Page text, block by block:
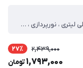
جنس بدنه ، پلاستیک مقاوم ، مخزن آب ، 350 میلی لیتری ، نورپردازی ، LED گرم آرامش‌ بخش ، سایر توضیحات ، قابلیت حمل آسان ، مصرف انرژی پایین ، دارای کابل شارژ و ریموت کنترل ، مناسب ایجاد بخار سرد مورد نیاز برای محیط‌ هایی با هوای خشک ، امکان مدیریت راحت عملکرد دستگاه با دکمه‌های کنترلی روی بدنه ، قابل استفاده برای پوست صورت، محیط کار، خودرو، اتاق خواب، میز آرایش ، کمک به کاهش خشکی هوا، بهبود تنفس، جلوگیری از خشکی پوست و کاهش حساسیت‌های فصلی و ...
2,439,000 27٪
1,793,000تومان